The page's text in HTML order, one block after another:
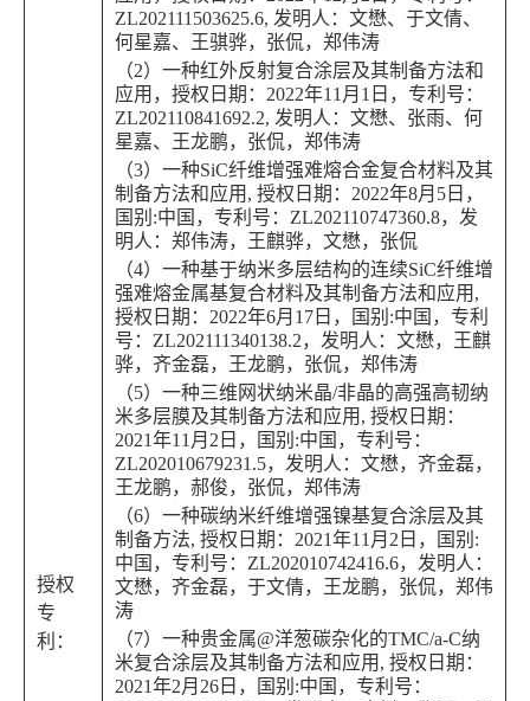
授权
专
利：
ZL202111503625.6, 发明人：文懋、于文倩、
何星嘉、王骐骅，张侃，郑伟涛
（2）一种红外反射复合涂层及其制备方法和
应用，授权日期：2022年11月1日，专利号：
ZL202110841692.2, 发明人：文懋、张雨、何
星嘉、王龙鹏，张侃，郑伟涛
（3）一种SiC纤维增强难熔合金复合材料及其
制备方法和应用, 授权日期：2022年8月5日，
国别:中国，专利号：ZL202110747360.8，发
明人：郑伟涛，王麒骅，文懋，张侃
（4）一种基于纳米多层结构的连续SiC纤维增
强难熔金属基复合材料及其制备方法和应用,
授权日期：2022年6月17日，国别:中国，专利
号：ZL202111340138.2，发明人：文懋，王麒
骅，齐金磊，王龙鹏，张侃，郑伟涛
（5）一种三维网状纳米晶/非晶的高强高韧纳
米多层膜及其制备方法和应用, 授权日期：
2021年11月2日，国别:中国，专利号：
ZL202010679231.5，发明人：文懋，齐金磊，
王龙鹏，郝俊，张侃，郑伟涛
（6）一种碳纳米纤维增强镍基复合涂层及其
制备方法, 授权日期：2021年11月2日，国别:
中国，专利号：ZL202010742416.6，发明人：
文懋，齐金磊，于文倩，王龙鹏，张侃，郑伟
涛
（7）一种贵金属@洋葱碳杂化的TMC/a-C纳
米复合涂层及其制备方法和应用, 授权日期：
2021年2月26日，国别:中国，专利号：